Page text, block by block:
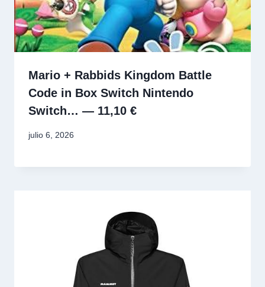
Mario + Rabbids Kingdom Battle
Code in Box Switch Nintendo
Switch… — 11,10 €
julio 6, 2026